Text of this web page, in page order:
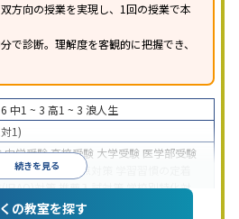
方向の授業を実現し、1回の授業で本
で診断。理解度を客観的に把握でき、
続きを見る
中1 ~ 3 高1 ~ 3 浪人生
1)
中学受験高校受験 大学受験 医学部受験
テスト対策
内申点対策
旧AO)対策推薦入試対策学校別特化対
対策私大対策 共通テスト対策
の教室を探す